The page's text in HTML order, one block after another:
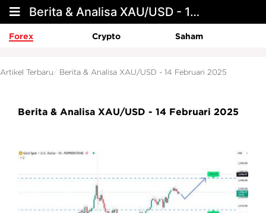
Berita & Analisa XAU/USD - 14 Februari 2025
Forex Crypto Saham
Artikel Terbaru Berita & Analisa XAU/USD - 14 Februari 2025
Berita & Analisa XAU/USD - 14 Februari 2025